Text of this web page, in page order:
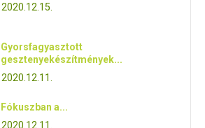
2020.12.15.
Gyorsfagyasztott
gesztenyekészítmények...
2020.12.11.
Fókuszban a...